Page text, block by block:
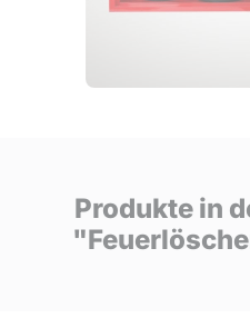
Produkte in